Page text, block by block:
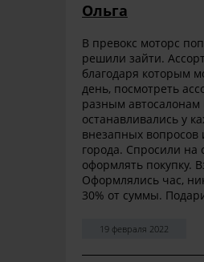
Ольга
В превокс моторс
решили зайти.
благодаря которым
день, посмотреть
разным
останавливались у
внезапных вопросов
города. Спросили на
оформлять покупку.
Оформлялись час,
30% от суммы.
19 февраля 2022